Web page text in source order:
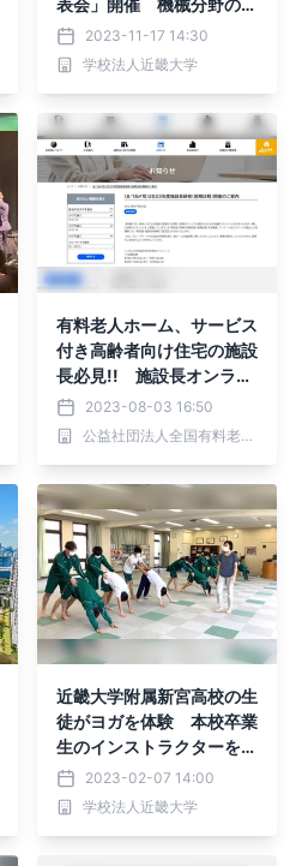
表会」開催 機械分野の企
業技術者が独自技術を直接
学生にアピール
2023-11-17 14:30
学校法人近畿大学
有料老人ホーム、サービス
付き高齢者向け住宅の施設
長必見!! 施設長オンライ
ン研修（前期日程）申込受
付中！！
2023-08-03 16:50
公益社団法人全国有料老人ホーム協会
近畿大学附属新宮高校の生
徒がヨガを体験 本校卒業
生のインストラクターを招
き、心身の健康について考
える
2023-02-07 14:00
学校法人近畿大学